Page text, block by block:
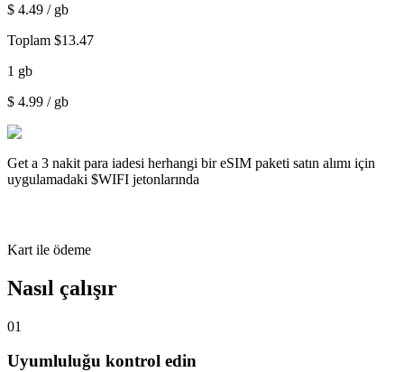
$ 4.49 / gb
Toplam $13.47
1 gb
$ 4.99 / gb
Get a 3 nakit para iadesi herhangi bir eSIM paketi satın alımı için
uygulamadaki $WIFI jetonlarında
Kart ile ödeme
Nasıl çalışır
01
Uyumluluğu kontrol edin